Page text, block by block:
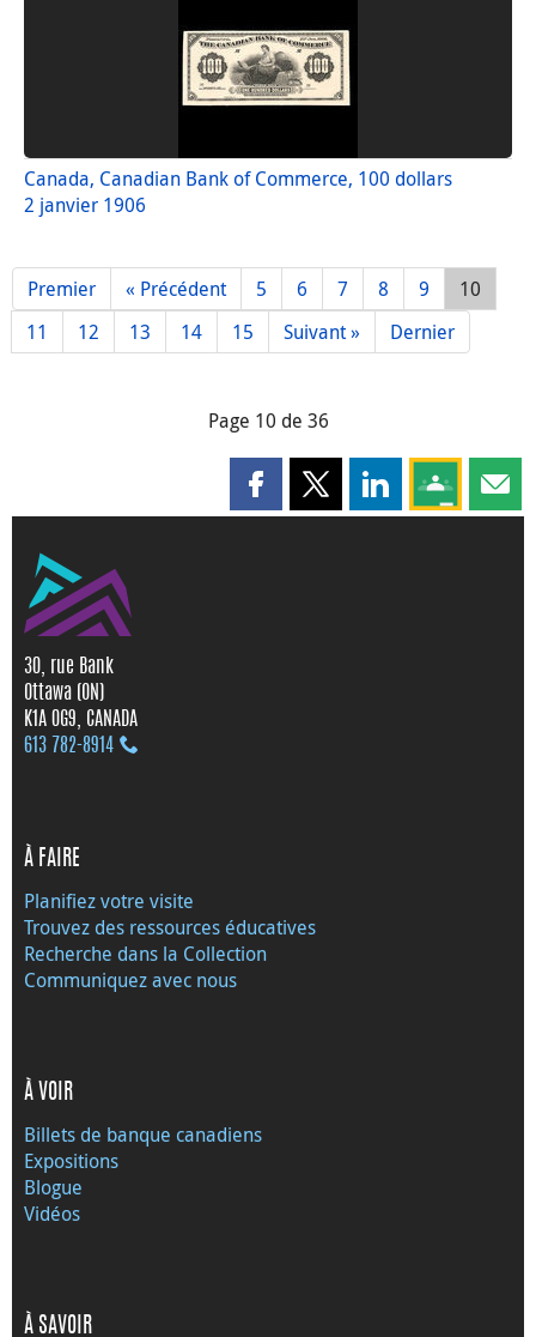
Canada, Canadian Bank of Commerce, 100 dollars
2 janvier 1906
Premier « Précédent 5 6 7 8 9
10
11
12 13 14 15 Suivant » Dernier
Page 10 de 36
Partager cette page sur
Partager cette page sur X
Partager cette
Partagez
30, rue Bank
Ottawa (ON)
K1A 0G9, CANADA
613 782‑8914
À FAIRE
Planifiez votre visite
Trouvez des ressources éducatives
Recherche dans la Collection
Communiquez avec nous
À VOIR
Billets de banque canadiens
Expositions
Blogue
Vidéos
À SAVOIR